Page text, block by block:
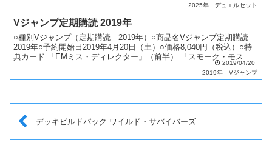
2025年
デュエルセット
Vジャンプ定期購読 2019年
○種別Vジャンプ（定期購読 2019年）○商品名Vジャンプ定期購読
2019年○予約開始日2019年4月20日（土）○価格8,040円（税込）○特
典カード 「EMミス・ディレクター」（前半） 「スモーク・モスキ
2019/04/20
2019年
Vジャンプ
デッキビルドパック ワイルド・サバイバーズ